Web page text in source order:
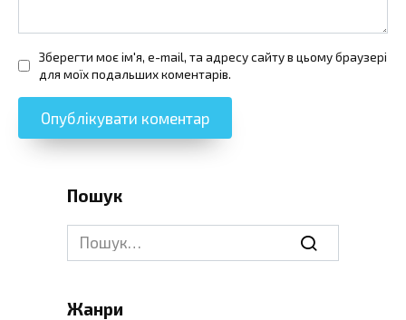
Зберегти моє ім'я, e-mail, та адресу сайту в цьому браузері
для моїх подальших коментарів.
Пошук
Search
for:
Жанри